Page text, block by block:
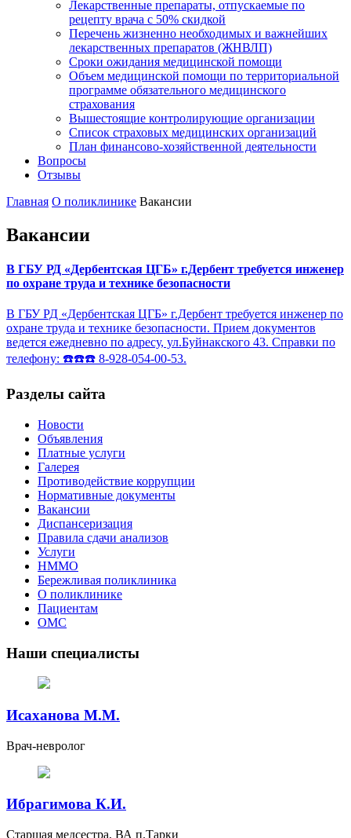
Лекарственные препараты, отпускаемые по
рецепту врача с 50% скидкой
Перечень жизненно необходимых и важнейших
лекарственных препаратов (ЖНВЛП)
Сроки ожидания медицинской помощи
Объем медицинской помощи по территориальной
программе обязательного медицинского
страхования
Вышестоящие контролирующие организации
Список страховых медицинских организаций
План финансово-хозяйственной деятельности
Вопросы
Отзывы
Главная О поликлинике Вакансии
Вакансии
В ГБУ РД «Дербентская ЦГБ» г.Дербент требуется инженер
по охране труда и технике безопасности
В ГБУ РД «Дербентская ЦГБ» г.Дербент требуется инженер по
охране труда и технике безопасности. Прием документов
ведется ежедневно по адресу, ул.Буйнакского 43. Справки по
телефону: ☎️☎️☎️ 8-928-054-00-53.
Разделы сайта
Новости
Объявления
Платные услуги
Галерея
Противодействие коррупции
Нормативные документы
Вакансии
Диспансеризация
Правила сдачи анализов
Услуги
НММО
Бережливая поликлиника
О поликлинике
Пациентам
ОМС
Наши специалисты
Исаханова М.М.
Врач-невролог
Ибрагимова К.И.
Старшая медсестра, ВА п.Тарки